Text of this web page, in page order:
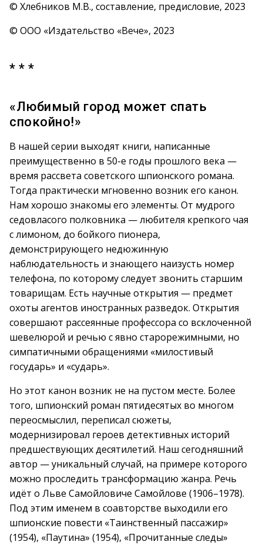
© Хлебников М.В., составление, предисловие, 2023
© ООО «Издательство «Вече», 2023
* * *
«Любимый город может спать
спокойно!»
В нашей серии выходят книги, написанные
преимущественно в 50-е годы прошлого века —
время рассвета советского шпионского романа.
Тогда практически мгновенно возник его канон.
Нам хорошо знакомы его элементы. От мудрого
седовласого полковника — любителя крепкого чая
с лимоном, до бойкого пионера,
демонстрирующего недюжинную
наблюдательность и знающего наизусть номер
телефона, по которому следует звонить старшим
товарищам. Есть научные открытия — предмет
охоты агентов иностранных разведок. Открытия
совершают рассеянные профессора со всклоченной
шевелюрой и речью с явно старорежимными, но
симпатичными обращениями «милостивый
государь» и «сударь».
Но этот канон возник не на пустом месте. Более
того, шпионский роман пятидесятых во многом
переосмыслил, переписал сюжеты,
модернизировал героев детективных историй
предшествующих десятилетий. Наш сегодняшний
автор — уникальный случай, на примере которого
можно проследить трансформацию жанра. Речь
идёт о Льве Самойловиче Самойлове (1906–1978).
Под этим именем в соавторстве выходили его
шпионские повести «Таинственный пассажир»
(1954), «Паутина» (1954), «Прочитанные следы»